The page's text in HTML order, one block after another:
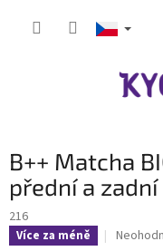
B++ Matcha
přední a
216
Více za méně